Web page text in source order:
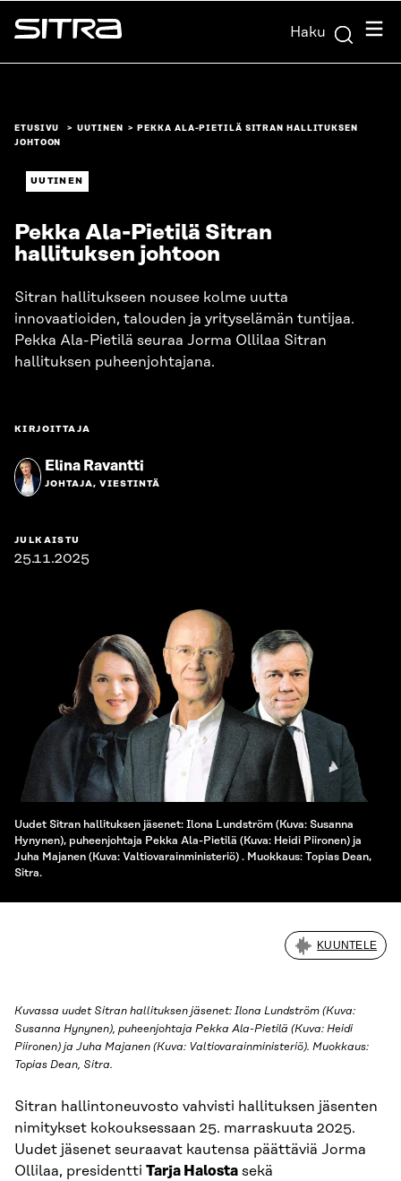
Siirry
suoraan
Sitra Haku
ETUSIVU UUTINEN
PEKKA ALA-PIETILÄ SITRAN HALLITUKSEN
JOHTOON
UUTINEN
Pekka Ala-Pietilä Sitran
hallituksen johtoon
Sitran hallitukseen nousee kolme uutta
innovaatioiden, talouden ja yrityselämän tuntijaa.
Pekka Ala-Pietilä seuraa Jorma Ollilaa Sitran
hallituksen puheenjohtajana.
KIRJOITTAJA
Elina Ravantti
JOHTAJA, VIESTINTÄ
JULKAISTU
25.11.2025
Uudet Sitran hallituksen jäsenet: Ilona Lundström (Kuva: Susanna
Hynynen), puheenjohtaja Pekka Ala-Pietilä (Kuva: Heidi Piironen) ja
Juha Majanen (Kuva: Valtiovarainministeriö) . Muokkaus: Topias Dean,
Sitra.
KUUNTELE
Kuvassa uudet Sitran hallituksen jäsenet: Ilona Lundström (Kuva:
Susanna Hynynen), puheenjohtaja Pekka Ala-Pietilä (Kuva: Heidi
Piironen) ja Juha Majanen (Kuva: Valtiovarainministeriö). Muokkaus:
Topias Dean, Sitra.
Sitran hallintoneuvosto vahvisti hallituksen jäsenten
nimitykset kokouksessaan 25. marraskuuta 2025.
Uudet jäsenet seuraavat kautensa päättäviä Jorma
Ollilaa, presidentti Tarja Halosta sekä